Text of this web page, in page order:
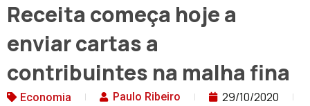
Receita começa hoje a
enviar cartas a
contribuintes na malha fina
Economia Paulo Ribeiro
29/10/2020